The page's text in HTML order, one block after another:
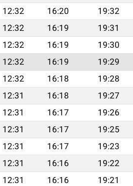
12:32 16:20 19:32
12:32 16:19 19:31
12:32 16:19 19:30
12:32 16:19 19:29
12:32 16:18 19:28
12:31 16:18 19:27
12:31 16:17 19:26
12:31 16:17 19:25
12:31 16:17 19:23
12:31 16:16 19:22
12:31 16:16 19:21